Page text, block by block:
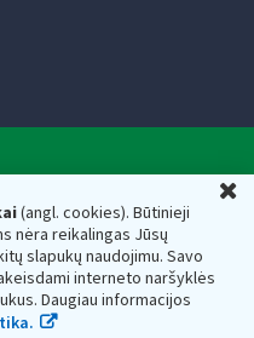
(angl. cookies). Būtinieji
nėra reikalingas Jūsų
slapukų naudojimu. Savo
interneto naršyklės
Daugiau informacijos
— 188659752,
Lietuva, el.paštas:
188659752
prie Lietuvos
ir saugomi Juridinių